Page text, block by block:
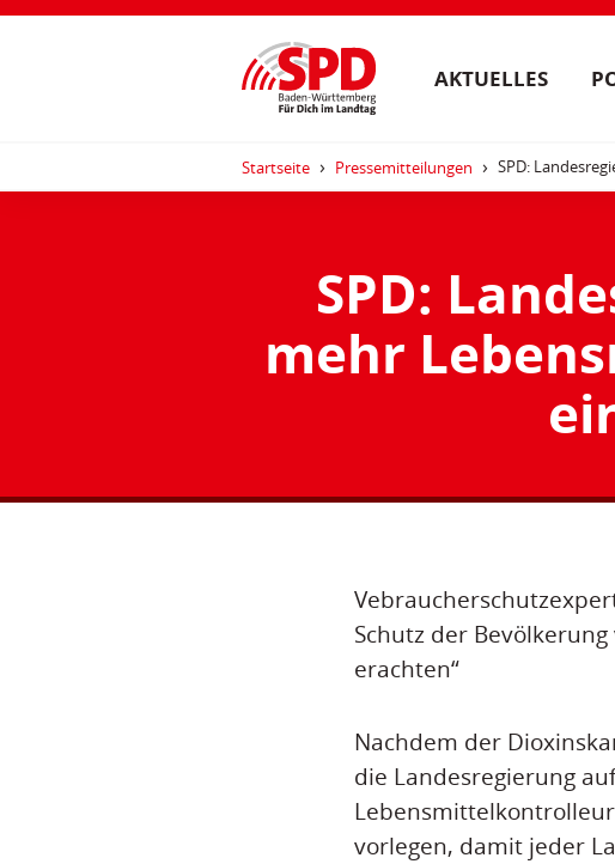
AKTUELLES
Startseite Pressemitteilungen SPD:
SPD:
mehr
Schutz der
erachten“
Nachdem der
die Landesregierung
vorlegen, damit jeder